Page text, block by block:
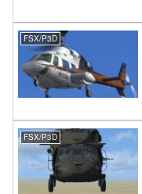
FSX/P3D
FSX/P3D